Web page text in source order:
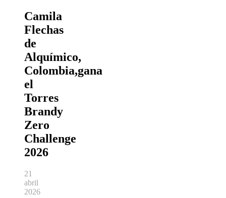
Camila
Flechas
de
Alquímico,
Colombia,gana
el
Torres
Brandy
Zero
Challenge
2026
21
abril
2026